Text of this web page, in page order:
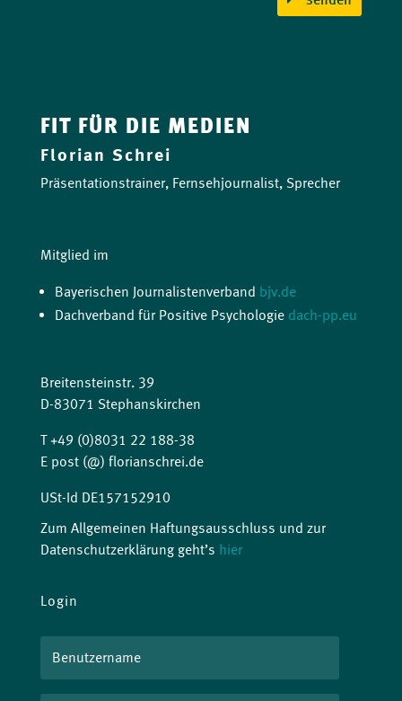
FIT FÜR DIE MEDIEN
Florian Schrei
Präsentationstrainer, Fernsehjournalist, Sprecher
Mitglied im
Bayerischen Journalistenverband bjv.de
Dachverband für Positive Psychologie dach-pp.eu
Breitensteinstr. 39
D-83071 Stephanskirchen
T +49 (0)8031 22 188-38
E post (@) florianschrei.de
USt-Id DE157152910
Zum Allgemeinen Haftungsausschluss und zur
Datenschutzerklärung geht’s hier
Login